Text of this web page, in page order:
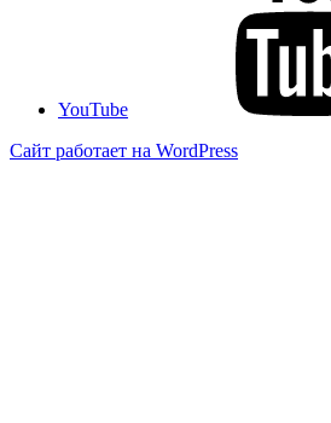
YouTube
Сайт работает на WordPress